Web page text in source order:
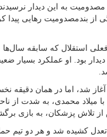
به این دیدار نرسیدند
از بندمصدومیت رهایی پیدا
فعلی استقلال که سابقه
دیدار بود. او عملکرد بسیار
شد، اما در همان دقیقه
با میلاد محمدی، به شدت از
تلاش پزشکان، به بازی
تعدل کشیده شد و هر دو تیم